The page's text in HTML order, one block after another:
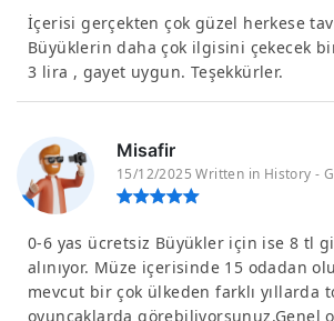
İçerisi gerçekten çok güzel herkese
Büyüklerin daha çok ilgisini çekecek
3 lira , gayet uygun. Teşekkürler.
Misafir
15/12/2025 Written in History -
0-6 yas ücretsiz Büyükler için ise 8 tl
alınıyor. Müze içerisinde 15 odadan
mevcut bir çok ülkeden farklı yıllarda
oyuncaklarda görebiliyorsunuz.Genel